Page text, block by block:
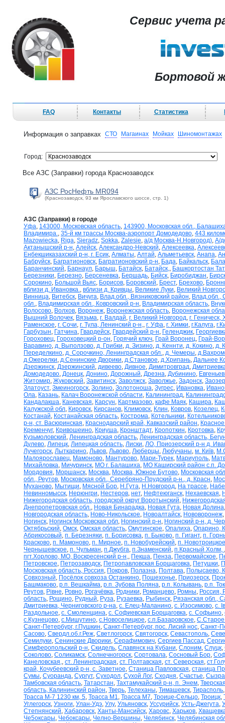
Сервис учета
Бортовой
FAQ Контакты Статистика
Информация о заправках СТО Магаинах Мойках Шиномонтажах
Город:
Все АЗС (Заправки) города Краснозаводск
АЗС РосНефть MR094
(Краснозаводск, 93 км Ярославского шоссе, стр. 1)
АЗС (Заправки) в городе
Уфа, 143000, Московская область, 143900, Московская обл.,
Владимира., 35-й км трассы Москва-аэропорт Домодедово, 443
Mazowiecka, Riga, Sieradz, Sokka, Zalesie, а/д Москва-Н.Новгород), А/
Актанышский р-н, Алейск, Александро-Невский, Алексеевка,
Енбекшиказахский р-н, г. Есик, Алматы, Алтай, Альметьевск, Анапа,
Бабруйск, Багратионовск, Багратионовский р-н, Бада, Байкальск,
Баранчинский, Барнаул, Барыш, Батайск, Батайск,, Башкортостан
Березники, Березно, Берсеневка, Бершадь, Бийск, Биробиджан,
Сорокино, Большой Вьяс, Борисов, Боровский, Брест, Брехово,
вблизи д. Ивановка., вблизи д. Кривцы, Великие Луки, Великий
Винница, Витебск, Вичуга, Влад.обл., Вязниковский район, Влад.обл.,
обл., Владимирская обл., Ковровский р-н, Владимирская область,
Волосово, Волхов, Воронеж, Воронежская область, Воронежская
Вышний Волочек, Вязьма, г. Валдай, г. Великий Новгород, г. Геническ,
Раменское, г. Сочи, г. Тула, Ленинский р-н,, г. Уфа, г. Химки, г.Калуга,
Гарбузын, Гатчина, Гвардейск, Гвардейский р-н, Геленджик,
Гороховец, Гороховецкий р-он, Горячий ключ, Грай Воронец, Грай-
Варавино, д. Выползово, д. Грибки, д. Зизино, д. Кеннти, д. Кокино, д.
Переделкино, д. Сорочкино, Ленинградская обл., д. Чемеры,
д.Ожерелки, д.Сенинские Дворики, д.Становое, д.Хрипань, Дальнее
Дзержинск, Дзержинский, дивеево, Дивное, Димитровград,
Домодедово, Донецк, Донино, Дорожный, Дрезна, Дубинино,
Житомир, Жуковский, Завитинск, Заволжск, Заволжье, Задонск,
Златоуст, Змеиногорск, Золино, Золотоноша, Зугрес, Ивановка,
Ола, Казань, Калач Воронежской области, Калининград,
Кандалакша, Каневская, Карсун, Картмазово, кафе Маяк, Кашира,
Калужской обл, Кировск, Кирсанов, Климовск, Клин, Ковров, Козелец,
Костанай, Костанайская область, Кострома, Котельники,
р-н, ст. Васюринская, Краснодарский край, Кавказский район,
Кременчуг, Кривошеино, Криуша, Кронштадт, Кропоткин, Кротовка,
Кузьмоловский, Ленинградская область, Ленинградская область,
Дулево, Липецк, Липецкая область, Лиски, ЛО, Приозерский р-н д.
Лучегорск, Лыткарино, Львов, Львово, Люберцы, Любучаны, м. Київ,
Малоярославец, Мамоново, Мантурово, Мари-Турек, Мариуполь,
Михайловка, Мичуринск, МО г. Балашиха, МО Каширский район с.п.
Мордовия, Моршанск, Москва, Москва, Южное Бутово, Московская
обл., Реутов, Московская обл., Серебряно-Прудский р-н., д. Красн,
Муханово, Мытищи, Мясной Бор, Н.Гута, Н.Новгород, На трассе,
Невинномысск, Нерюнгри, Нестеров, нет, Нефтеюганск, Нехаевская,
Нижегородская область, городской округ Воротынский,
Днепропетровская обл., Новая Бинарадка, Новая Гута, Новая Долина
Новгородская область, Ново-Никольское, Новоалтайск, Нововоронеж,
Ногинск, Ногинск Московская обл, Ногинский р-н, Ногинский р-н, д.
Октябрьский, Омск, Омская область, Омутинское, Опалиха, Опарино,
Абрикосовый, п. Березняки, п. Борисовка, п. Быково, п. Гигант, п.
Красково, п. Мамоново, п. Мирное, п. Новобурейский, п.
Чернышевское, п. Чульман, п.Джубга, п.Знаменский, п.Красный Холм,
пгт.Хорлово, МО, Воскресенский р-н,, Пекша, Пенза, Первомайское,
Петровское, Петрозаводск, Петропавловская Борщаговка, Петушки,
Московская область, Россия, Покров, Полазна, Полтава, Полысаево,
Совхозный, Посёлок совхоза Останкино, Пошехонье, Приозерск,
Башмаково, р.п. Вешкайма, р.п. Зубова Поляна, р.п. Колывань, р.п.
Реутов, Рівне, Ровно, Рогачёвка, Родники, Романцево, Ромны, Россия,
область, Рощино, Рудный, Руза, Рузаевка, Рыбинск, Рязанская обл.,
Дмитриевка, Черниговского р-на, с. Елец-Маланино, с. Изосимово, с.
Раздольное, с. Смоленщина, с. Софиевская Борщаговка, с. Софьино,
с.Кузнецово, с.Мишутино, с.Новоселицкое, с.п.Базаровское,
Санкт-Петербург, г.Пушкин, Санкт-Петербург, пос. Лисий нос, Санкт-
Сасово, Свердл.об.г.Реж, Светлогорск, Святогорск, Севастополь,
Семилуки, Сенинские Дворики, Серафимович, Сергиев Пассад,
Симферопольский р-н, Скидель, Славянск на Кубани, Слоним, Слуцк,
Соколово, Соликамск, Солнечногорск, Сортовала, Сосновый Бор,
Канеловская,, ст. Ленинградская, ст. Полтавская, ст. Северская,
край, Кочубеевский р-н, с. Заветное, Станица Павловская, станица
Сумы, Суоранда, Сургут, Суходол, Сухой Лог, Сходня, Счастье,
Тамбовская область, Татарстан, Тахтамукайский р-н, п. Энем,
область, Калининский район, Тверь, Телеханы, Тимашевск, Тирасполь
Трасса М-7 1230 км, 5, Трасса М1, Трасса М7, Троице-Сельцо, Троицк,
Углегорск, Узноги, Улан-Удэ, Улу, Ульяновск, Уссурийск, Усть-Джегута,
Степнянский, Хабаровск, Ханты-Мансийск, Харовс, Харьков,
Че5оксары, Чебоксары, Челно-Вершины, Челябинск, Челябинская